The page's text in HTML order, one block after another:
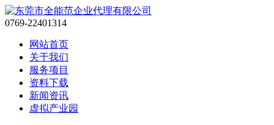
0769-22401314
网站首页
关于我们
服务项目
资料下载
新闻资讯
虚拟产业园